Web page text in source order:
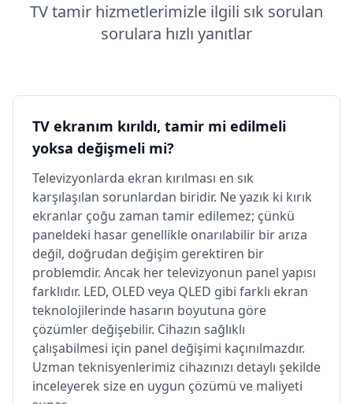
TV tamir hizmetlerimizle ilgili sık sorulan
sorulara hızlı yanıtlar
TV ekranım kırıldı, tamir mi edilmeli
yoksa değişmeli mi?
Televizyonlarda ekran kırılması en sık
karşılaşılan sorunlardan biridir. Ne yazık ki kırık
ekranlar çoğu zaman tamir edilemez; çünkü
paneldeki hasar genellikle onarılabilir bir arıza
değil, doğrudan değişim gerektiren bir
problemdir. Ancak her televizyonun panel yapısı
farklıdır. LED, OLED veya QLED gibi farklı ekran
teknolojilerinde hasarın boyutuna göre
çözümler değişebilir. Cihazın sağlıklı
çalışabilmesi için panel değişimi kaçınılmazdır.
Uzman teknisyenlerimiz cihazınızı detaylı şekilde
inceleyerek size en uygun çözümü ve maliyeti